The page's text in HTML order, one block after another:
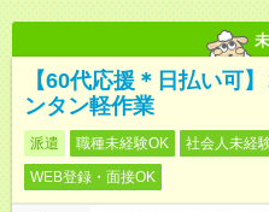
【60代応援＊日払い可
ンタン軽作業
派遣 職種未経験OK 社会人未経
WEB登録・面接OK